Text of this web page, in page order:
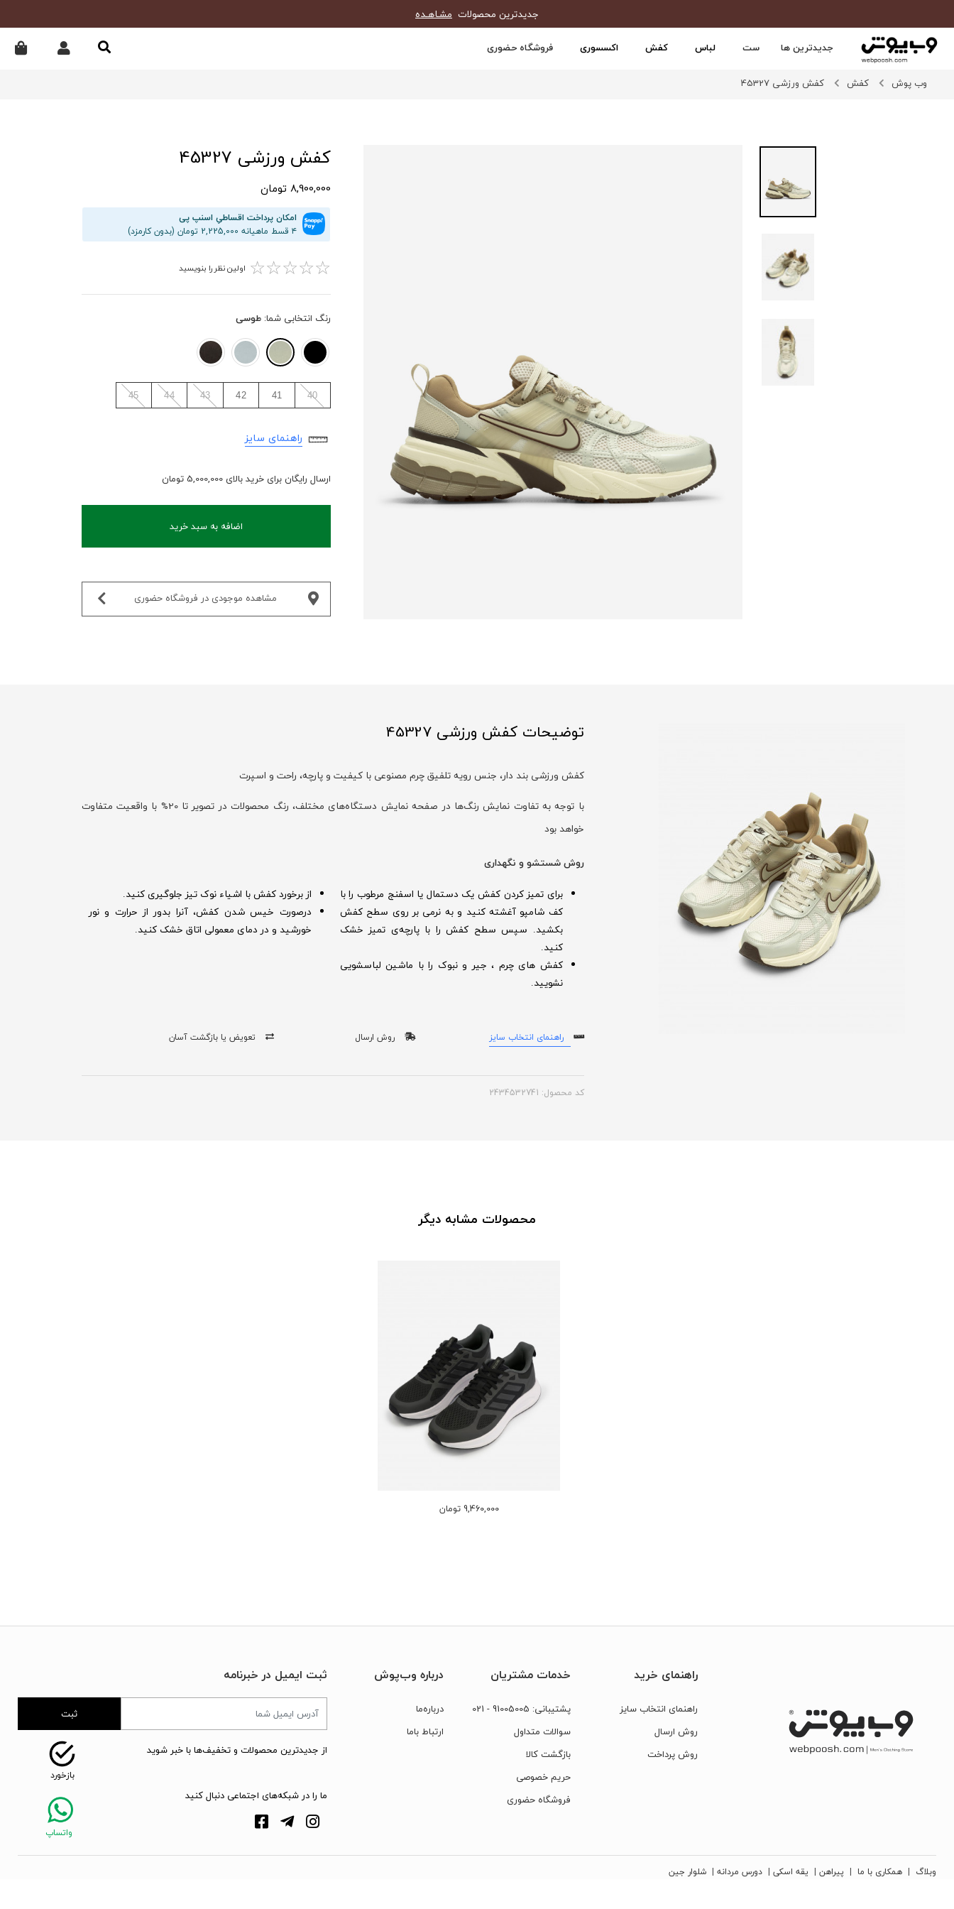
جدیدترین محصولات مشـاهـده
جدیدترین ها ست لباس کفش اکسسوری فروشگاه حضوری
وب پوش کفش کفش ورزشی 45327
کفش ورزشی 45327
8,900,000 تومان
امکان پرداخت اقساطیِ اسنپ پی
۴ قسط ماهیانه 2,225,000 تومان (بدون کارمزد)
☆
☆
☆
☆
☆ اولین نظر را بنویسید
رنگ انتخابی شما: طوسی
40
41
42
43
44
45
راهنمای سایز
ارسال رایگان برای خرید بالای 5,000,000 تومان
اضافه به سبد خرید
مشاهده موجودی در فروشگاه حضوری‌
توضیحات کفش ورزشی 45327
کفش ورزشی بند‌ دار، جنس رویه تلفیق چرم مصنوعی با کیفیت و پارچه، راحت و اسپرت
با توجه به تفاوت نمایش رنگ‌ها در صفحه نمایش دستگاه‌های مختلف، رنگ محصولات در تصویر تا 20% با واقعیت متفاوت
خواهد بود
روش شستشو و نگهداری
برای تمیز کردن کفش یک دستمال یا اسفنج مرطوب را با
کف شامپو آغشته کنید و به نرمی بر روی سطح کفش
بکشید. سپس سطح کفش را با پارچه‌ی تمیز خشک
کنید.
کفش های چرم ، جیر و نبوک را با ماشین لباسشویی
نشویید.
از برخورد کفش با اشیاء نوک تیز جلوگیری کنید.
درصورت خیس شدن کفش‌، آنرا بدور از حرارت و نور
خورشید و در دمای معمولی اتاق خشک کنید.
راهنمای انتخاب سایز روش ارسال تعویض یا بازگشت آسان
کد محصول: 2434532741
محصولات مشابه دیگر
9,460,000 تومان
راهنمای خرید
راهنمای انتخاب سایز
روش ارسال
روش پرداخت
خدمات مشتریان
پشتیبانی: 91005005
- 021
سوالات متداول
بازگشت کالا
حریم خصوصی
فروشگاه حضوری
درباره وب‌پوش
درباره‌ما
ارتباط‌ با‌ما
ثبت ایمیل در خبرنامه
ثبت
از جدیدترین محصولات و تخفیف‌ها با خبر شوید
ما را در شبکه‌های اجتماعی دنبال کنید
وبلاگ | همکاری با ما | پیراهن | یقه اسکی | دورس مردانه | شلوار جین